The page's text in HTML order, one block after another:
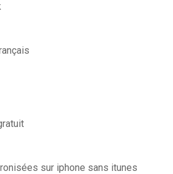
sur iphone sans itunes